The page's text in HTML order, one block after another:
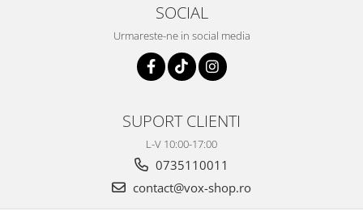
SOCIAL
Urmareste-ne in social media
SUPORT CLIENTI
L-V 10:00-17:00
0735110011
contact@vox-shop.ro